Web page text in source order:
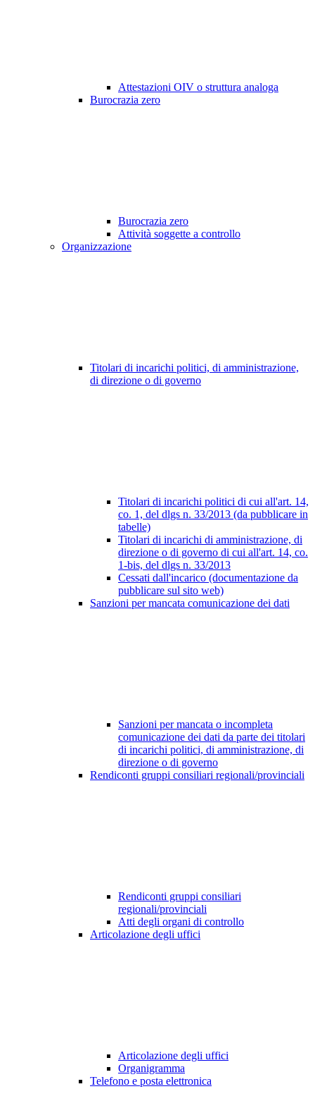
Attestazioni OIV o struttura analoga
Burocrazia zero
Burocrazia zero
Attività soggette a controllo
Organizzazione
Titolari di incarichi politici, di amministrazione,
di direzione o di governo
Titolari di incarichi politici di cui all'art. 14,
co. 1, del dlgs n. 33/2013 (da pubblicare in
tabelle)
Titolari di incarichi di amministrazione, di
direzione o di governo di cui all'art. 14, co.
1-bis, del dlgs n. 33/2013
Cessati dall'incarico (documentazione da
pubblicare sul sito web)
Sanzioni per mancata comunicazione dei dati
Sanzioni per mancata o incompleta
comunicazione dei dati da parte dei titolari
di incarichi politici, di amministrazione, di
direzione o di governo
Rendiconti gruppi consiliari regionali/provinciali
Rendiconti gruppi consiliari
regionali/provinciali
Atti degli organi di controllo
Articolazione degli uffici
Articolazione degli uffici
Organigramma
Telefono e posta elettronica